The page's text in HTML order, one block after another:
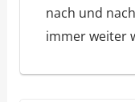
nach und
immer weiter